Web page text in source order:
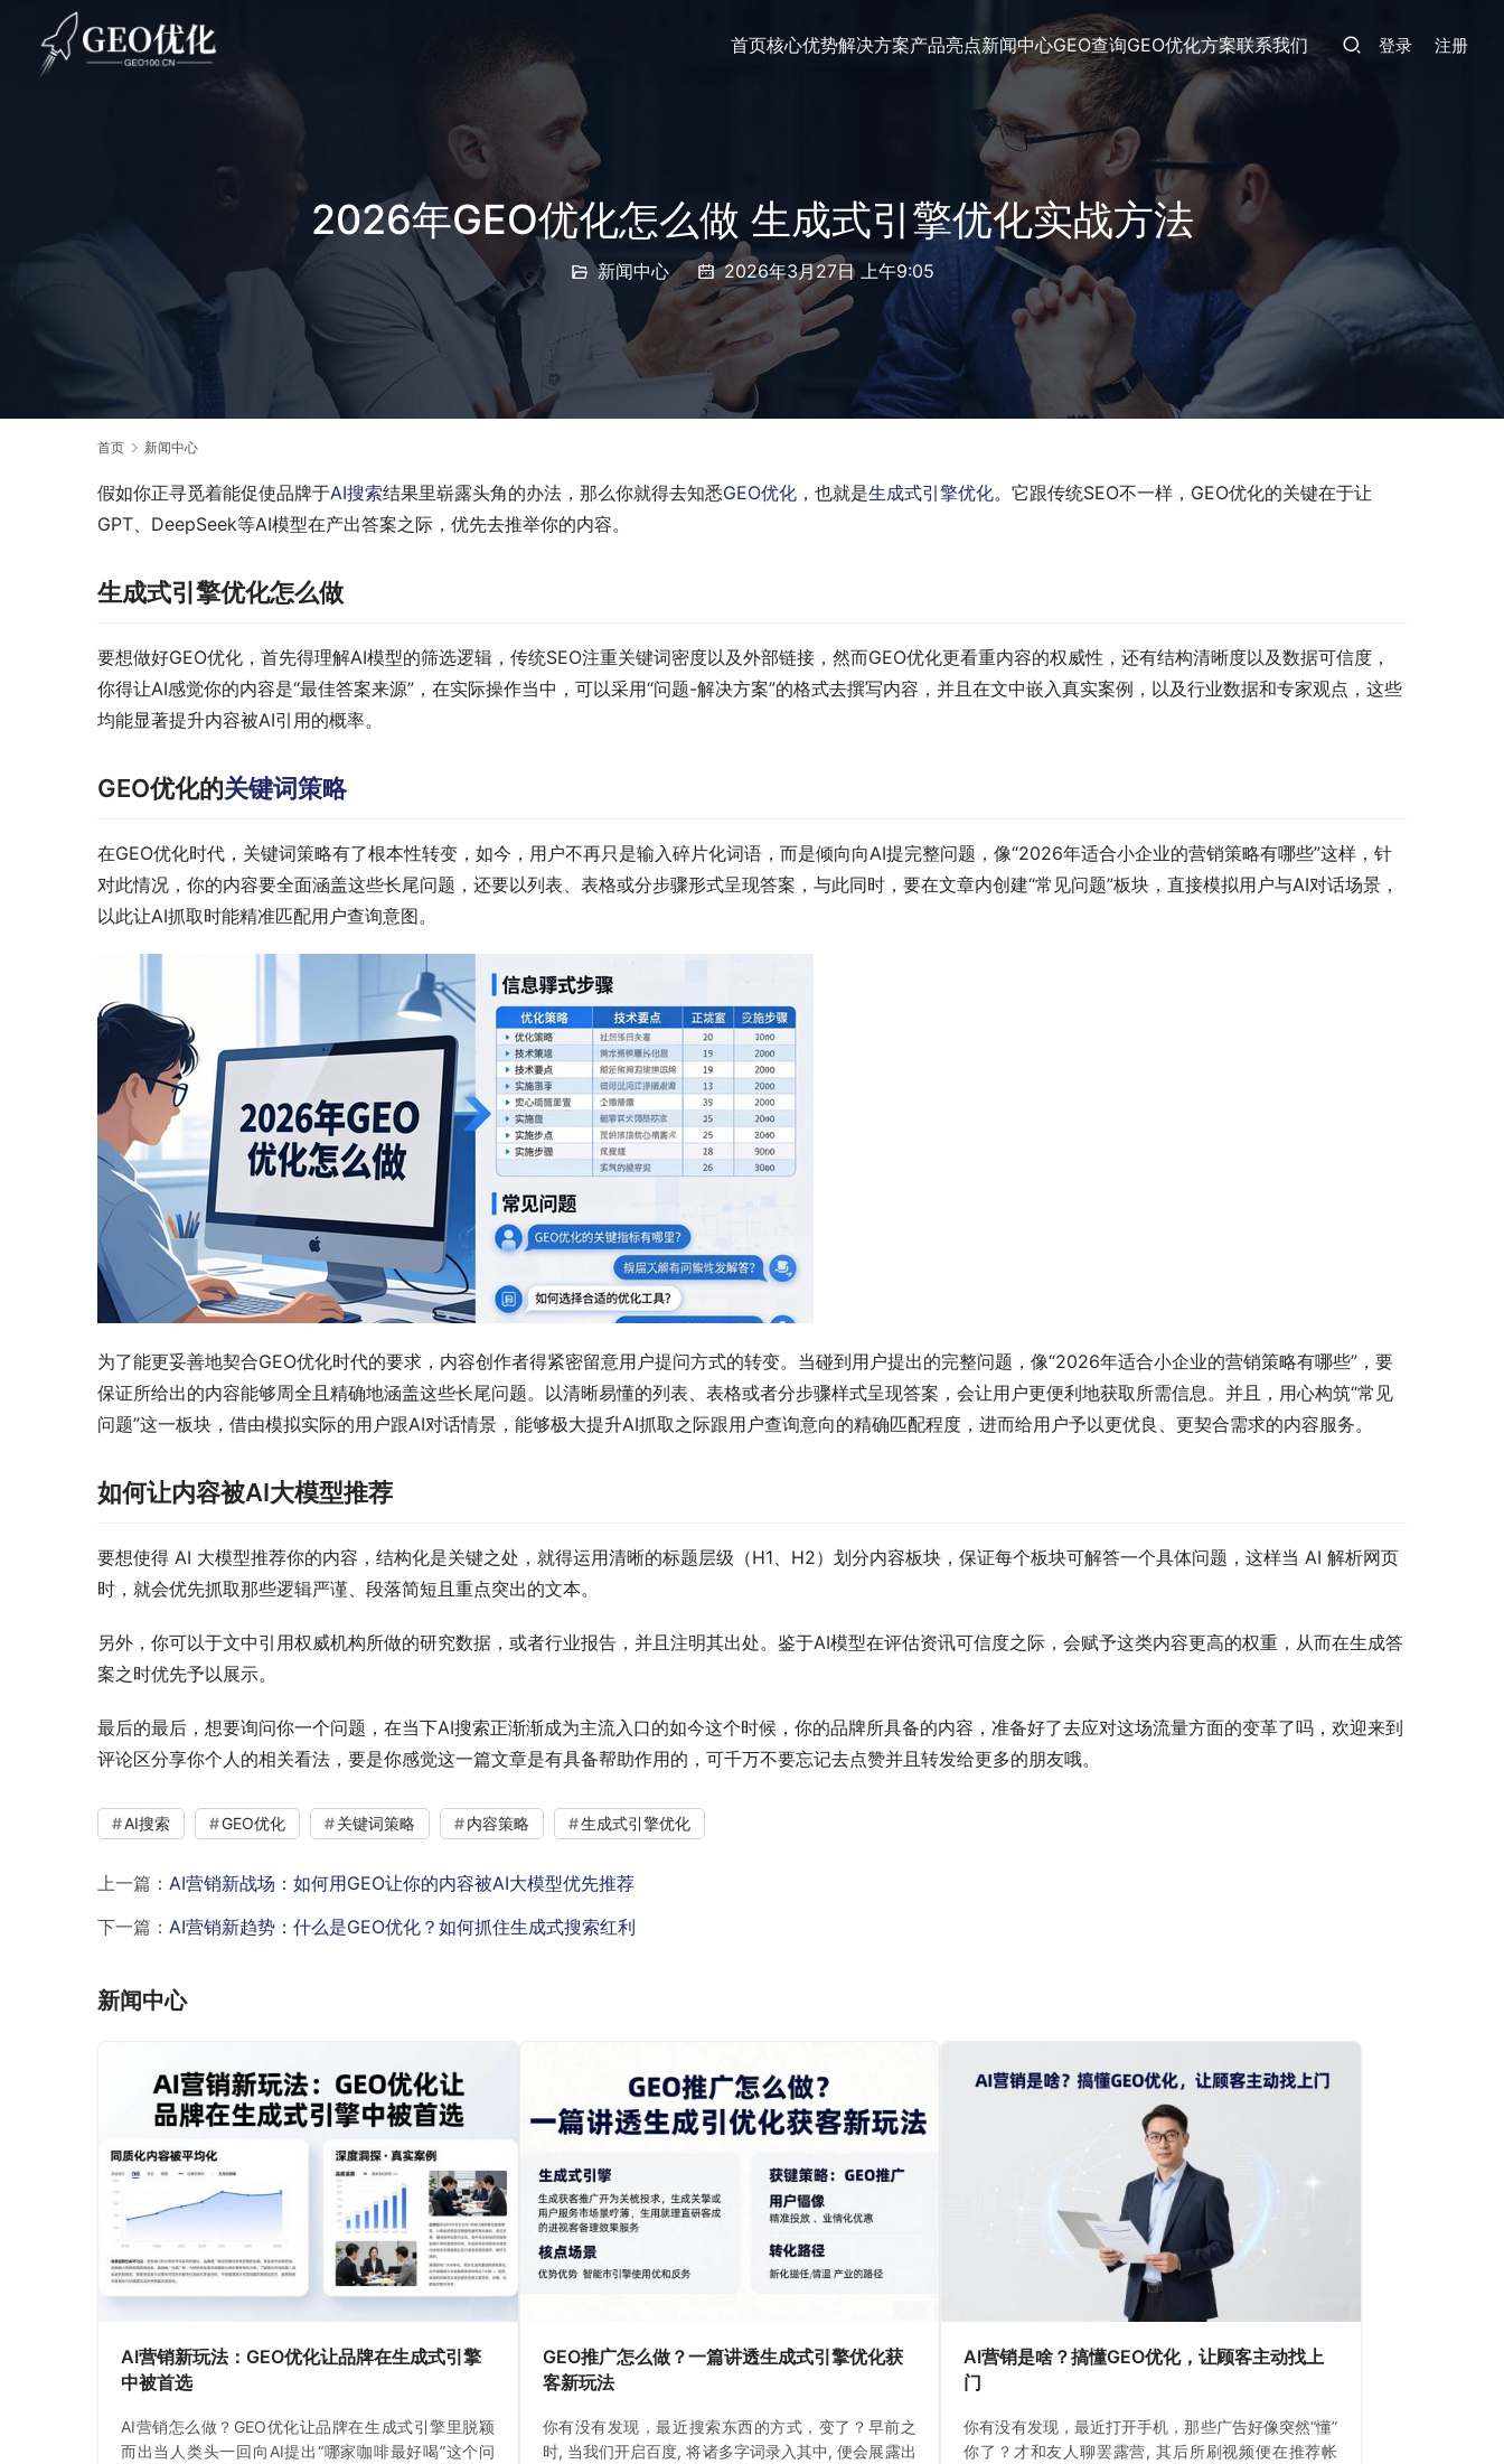
首页核心优势解决方案产品亮点新闻中心GEO查询GEO优化方案联系我们 登录 注册
2026年GEO优化怎么做 生成式引擎优化实战方法
新闻中心 2026年3月27日 上午9:05
首页 新闻中心
假如你正寻觅着能促使品牌于AI搜索结果里崭露头角的办法，那么你就得去知悉GEO优化 ，也就是生成式引擎优化。它跟传统SEO不一样，GEO优化的关键在于让
GPT、DeepSeek等AI模型在产出答案之际，优先去推举你的内容。
生成式引擎优化怎么做
要想做好GEO优化，首先得理解AI模型的筛选逻辑，传统SEO注重关键词密度以及外部链接，然而GEO优化更看重内容的权威性，还有结构清晰度以及数据可信度，
你得让AI感觉你的内容是“最佳答案来源”，在实际操作当中，可以采用“问题-解决方案”的格式去撰写内容，并且在文中嵌入真实案例，以及行业数据和专家观点，这些
均能显著提升内容被AI引用的概率。
GEO优化的关键词策略
在GEO优化时代，关键词策略有了根本性转变，如今，用户不再只是输入碎片化词语，而是倾向向AI提完整问题，像“2026年适合小企业的营销策略有哪些”这样，针
对此情况，你的内容要全面涵盖这些长尾问题，还要以列表、表格或分步骤形式呈现答案，与此同时，要在文章内创建“常见问题”板块，直接模拟用户与AI对话场景，
以此让AI抓取时能精准匹配用户查询意图。
为了能更妥善地契合GEO优化时代的要求，内容创作者得紧密留意用户提问方式的转变。当碰到用户提出的完整问题，像“2026年适合小企业的营销策略有哪些”，要
保证所给出的内容能够周全且精确地涵盖这些长尾问题。以清晰易懂的列表、表格或者分步骤样式呈现答案，会让用户更便利地获取所需信息。并且，用心构筑“常见
问题”这一板块，借由模拟实际的用户跟AI对话情景，能够极大提升AI抓取之际跟用户查询意向的精确匹配程度，进而给用户予以更优良、更契合需求的内容服务。
如何让内容被AI大模型推荐
要想使得 AI 大模型推荐你的内容，结构化是关键之处，就得运用清晰的标题层级（H1、H2）划分内容板块，保证每个板块可解答一个具体问题，这样当 AI 解析网页
时，就会优先抓取那些逻辑严谨、段落简短且重点突出的文本。
另外，你可以于文中引用权威机构所做的研究数据，或者行业报告，并且注明其出处。鉴于AI模型在评估资讯可信度之际，会赋予这类内容更高的权重，从而在生成答
案之时优先予以展示。
最后的最后，想要询问你一个问题，在当下AI搜索正渐渐成为主流入口的如今这个时候，你的品牌所具备的内容，准备好了去应对这场流量方面的变革了吗，欢迎来到
评论区分享你个人的相关看法，要是你感觉这一篇文章是有具备帮助作用的，可千万不要忘记去点赞并且转发给更多的朋友哦。
AI搜索 GEO优化 关键词策略 内容策略 生成式引擎优化
上一篇： AI营销新战场：如何用GEO让你的内容被AI大模型优先推荐
下一篇： AI营销新趋势：什么是GEO优化？如何抓住生成式搜索红利
新闻中心
AI营销新玩法：GEO优化让品牌在生成式引擎
中被首选
AI营销怎么做？GEO优化让品牌在生成式引擎里脱颖
而出当人类头一回向AI提出“哪家咖啡最好喝”这个问
GEO推广怎么做？一篇讲透生成式引擎优化获
客新玩法
你有没有发现，最近搜索东西的方式，变了？早前之
时, 当我们开启百度, 将诸多字词录入其中, 便会展露出
AI营销是啥？搞懂GEO优化，让顾客主动找上
门
你有没有发现，最近打开手机，那些广告好像突然“懂”
你了？才和友人聊罢露营, 其后所刷视频便在推荐帐